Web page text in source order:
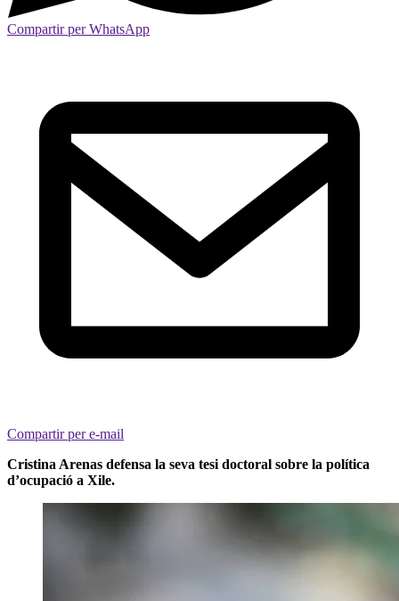
Compartir per WhatsApp
Compartir per e-mail
Cristina Arenas defensa la seva tesi doctoral sobre la política
d’ocupació a Xile.